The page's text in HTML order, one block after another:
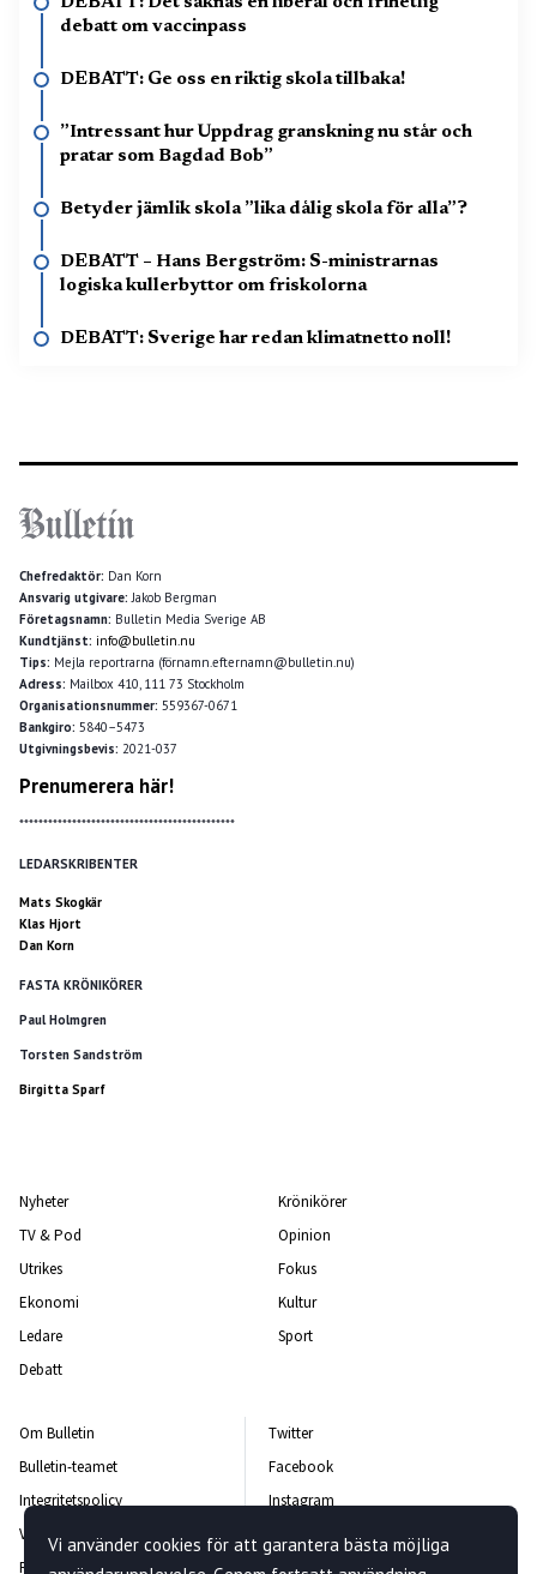
debatt om vaccinpass
DEBATT: Ge oss en riktig skola tillbaka!
”Intressant hur Uppdrag granskning nu står och
pratar som Bagdad Bob”
Betyder jämlik skola ”lika dålig skola för alla”?
DEBATT – Hans Bergström: S-ministrarnas
logiska kullerbyttor om friskolorna
DEBATT: Sverige har redan klimatnetto noll!
Chefredaktör: Dan Korn
Ansvarig utgivare: Jakob Bergman
Företagsnamn: Bulletin Media Sverige AB
Kundtjänst: info@bulletin.nu
Tips: Mejla reportrarna (förnamn.efternamn@bulletin.nu)
Adress: Mailbox 410, 111 73 Stockholm
Organisationsnummer: 559367-0671
Bankgiro: 5840–5473
Utgivningsbevis: 2021-037
Prenumerera här!
*********************************************
LEDARSKRIBENTER
Mats Skogkär
Klas Hjort
Dan Korn
FASTA KRÖNIKÖRER
Paul Holmgren
Torsten Sandström
Birgitta Sparf
Nyheter
TV & Pod
Utrikes
Ekonomi
Ledare
Debatt
Krönikörer
Opinion
Fokus
Kultur
Sport
Om Bulletin
Bulletin-teamet
Integritetspolicy
Vanliga frågor och svar
Rättelsepolicy
Twitter
Facebook
Instagram
Kontakta oss
Nyhetsbrev
Vi använder cookies för att garantera bästa möjliga